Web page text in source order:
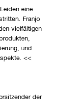
eine
Franjo
vielfältigen
und
<<
der